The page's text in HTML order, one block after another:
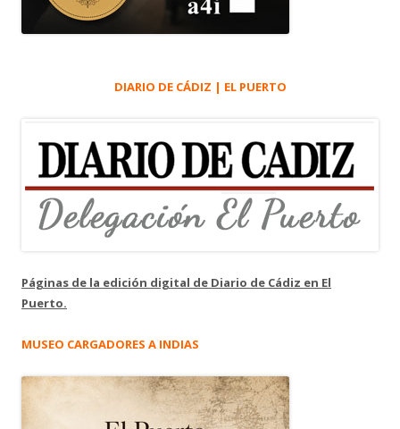
DIARIO DE CÁDIZ | EL PUERTO
Páginas de la edición digital de Diario de Cádiz en El
Puerto.
MUSEO CARGADORES A INDIAS